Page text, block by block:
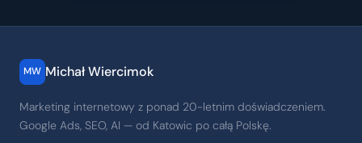
MW Michał Wiercimok
Marketing internetowy z ponad 20-letnim doświadczeniem.
Google Ads, SEO, AI — od Katowic po całą Polskę.